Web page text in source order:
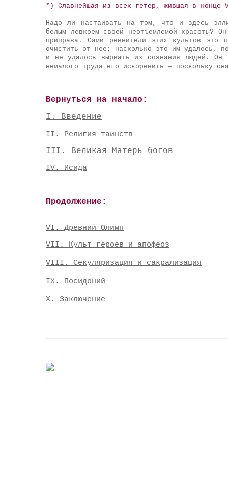
*) Славнейшая из всех гетер, жившая в конце
Надо ли настаивать на том, что и здесь
белым левкоем своей неотъемлемой красоты?
приправа. Сами ревнители этих культов
очистить от нее; насколько это им удалось,
и не удалось вырвать из сознания людей. Он
немалого труда его искоренить — поскольку
Вернуться на начало:
I. Введение
II. Религия таинств
III. Великая Матерь богов
IV. Исида
Продолжение:
VI. Древний Олимп
VII. Культ героев и апофеоз
VIII. Секуляризация и сакрализация
IX. Посидоний
Х. Заключение